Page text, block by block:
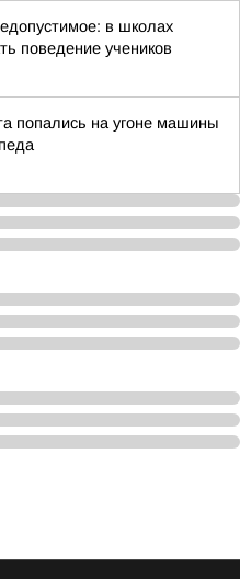
в школах
поведение учеников
попались на угоне машины